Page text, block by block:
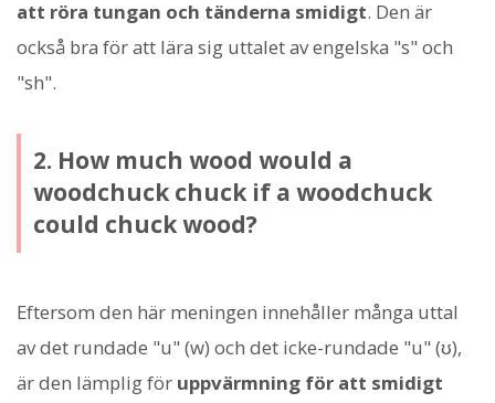
att röra tungan och tänderna smidigt. Den är
också bra för att lära sig uttalet av engelska "s" och
"sh".
2. How much wood would a
woodchuck chuck if a woodchuck
could chuck wood?
Eftersom den här meningen innehåller många uttal
av det rundade "u" (w) och det icke-rundade "u" (ʊ),
är den lämplig för uppvärmning för att smidigt